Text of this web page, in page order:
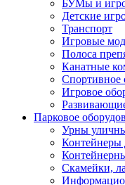
БУМы и
Детские
Транспорт
Игровые
Полоса
Канатные
Спортивное
Игровое
Парковое
Урны
Контейнеры
Скамейки,